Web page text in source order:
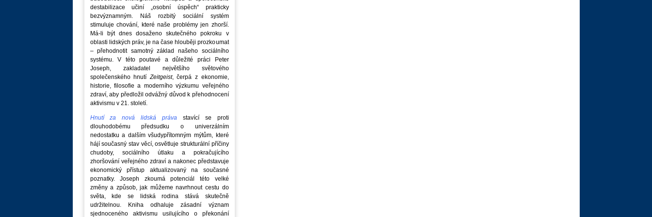
destabilizace učiní „osobní úspěch“ prakticky
bezvýznamným. Náš rozbitý sociální systém
stimuluje chování, které naše problémy jen zhorší.
Má-li být dnes dosaženo skutečného pokroku v
oblasti lidských práv, je na čase hlouběji prozkoumat
– přehodnotit samotný základ našeho sociálního
systému. V této poutavé a důležité práci Peter
Joseph, zakladatel největšího světového
společenského hnutí Zeitgeist, čerpá z ekonomie,
historie, filosofie a moderního výzkumu veřejného
zdraví, aby předložil odvážný důvod k přehodnocení
aktivismu v 21. století.
Hnutí za nová lidská práva stavící se proti
dlouhodobému předsudku o univerzálním
nedostatku a dalším všudypřítomným mýtům, které
hájí současný stav věcí, osvětluje strukturální příčiny
chudoby, sociálního útlaku a pokračujícího
zhoršování veřejného zdraví a nakonec představuje
ekonomický přístup aktualizovaný na současné
poznatky. Joseph zkoumá potenciál této velké
změny a způsob, jak můžeme navrhnout cestu do
světa, kde se lidská rodina stává skutečně
udržitelnou. Kniha odhaluje zásadní význam
sjednoceného aktivismu usilujícího o překonání